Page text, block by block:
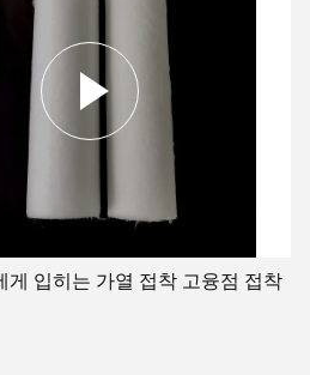
게 입히는 가열 접착 고융점 접착